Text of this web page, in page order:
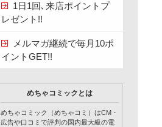
1日1回､来店ポイントプ
レゼント!!
メルマガ継続で毎月10ポ
イントGET!!
めちゃコミックとは
めちゃコミック（めちゃコミ）はCM・
広告や口コミで評判の国内最大級の電